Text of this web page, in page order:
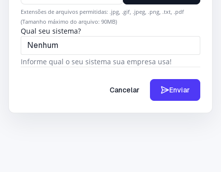
Extensões de arquivos permitidas: .jpg, .gif, .jpeg, .png, .txt, .pdf
(Tamanho máximo do arquivo: 90MB)
Qual seu sistema?
Informe qual o seu sistema sua empresa usa!
Cancelar Enviar